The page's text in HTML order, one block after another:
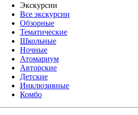
Экскурсии
Все экскурсии
Обзорные
Тематические
Школьные
Ночные
Атомариум
Авторские
Детские
Инклюзивные
Комбо